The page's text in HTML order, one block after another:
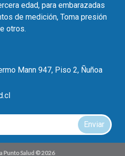
edad, para embarazadas
de medición, Toma presión
otros.
Mann 947, Piso 2, Ñuñoa
Enviar
Punto Salud © 2026